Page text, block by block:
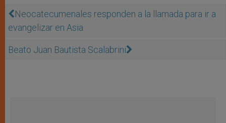
Neocatecumenales responden a la llamada para ir a
evangelizar en Asia
Beato Juan Bautista Scalabrini